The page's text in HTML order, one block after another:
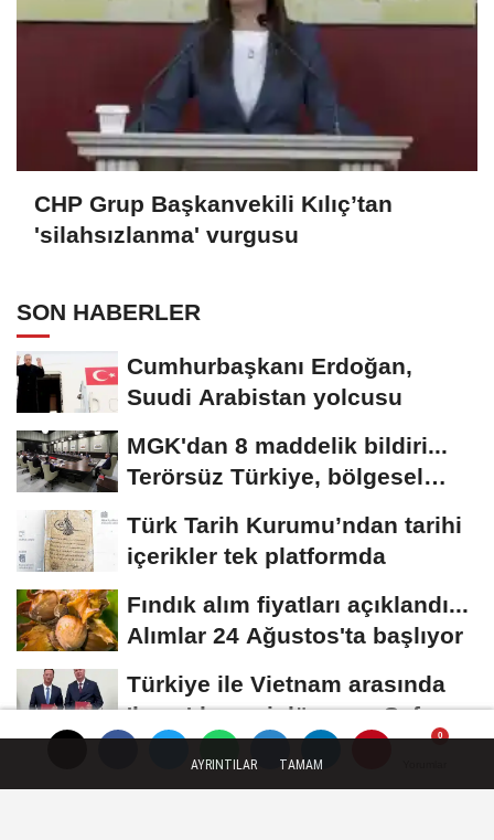
CHP Grup Başkanvekili Kılıç’tan
'silahsızlanma' vurgusu
SON HABERLER
Cumhurbaşkanı Erdoğan,
Suudi Arabistan yolcusu
MGK'dan 8 maddelik bildiri...
Terörsüz Türkiye, bölgesel
Türk Tarih Kurumu’ndan tarihi
içerikler tek platformda
Fındık alım fiyatları açıklandı...
Alımlar 24 Ağustos'ta başlıyor
Türkiye ile Vietnam arasında
'hava'da yeni dönem... Sefer
kapasitesi...
AYRINTILAR TAMAM